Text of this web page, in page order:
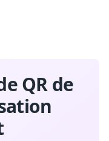
QR de